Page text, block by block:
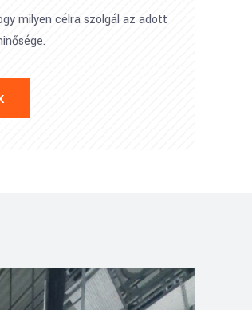
milyen célra szolgál az adott